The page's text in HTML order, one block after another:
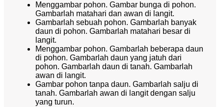
Menggambar pohon. Gambar bunga di pohon.
Gambarlah matahari dan awan di langit.
Gambarlah sebuah pohon. Gambarlah banyak
daun di pohon. Gambarlah matahari besar di
langit.
Menggambar pohon. Gambarlah beberapa daun
di pohon. Gambarlah daun yang jatuh dari
pohon. Gambarlah daun di tanah. Gambarlah
awan di langit.
Gambar pohon tanpa daun. Gambarlah salju di
tanah. Gambarlah awan di langit dengan salju
yang turun.